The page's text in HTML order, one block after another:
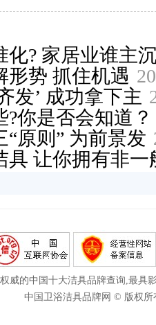
化? 家居业谁主
形势 抓住机遇
发’ 成功拿下主
你是否会知道？
“原则” 为前景发
具 让你拥有非一
威的中国十大洁具品牌查询,最具
中国卫浴洁具品牌网 © 版权